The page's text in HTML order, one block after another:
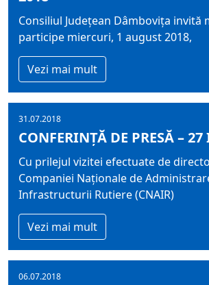
Consiliul Județean Dâmbovița invită
participe miercuri, 1 august 2018,
Vezi mai mult
31.07.2018
CONFERINȚĂ DE PRESĂ –
Cu prilejul vizitei efectuate de
Companiei Naționale de
Infrastructurii Rutiere (CNAIR)
Vezi mai mult
06.07.2018